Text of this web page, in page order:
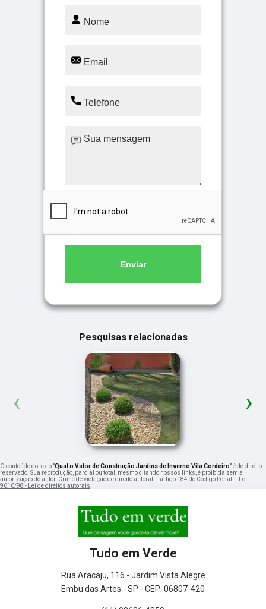
Enviar
Pesquisas relacionadas
‹ ›
O conteúdo do texto "Qual o Valor de Construção Jardins de Inverno Vila Cordeiro" é de direito
reservado. Sua reprodução, parcial ou total, mesmo citando nossos links, é proibida sem a
autorização do autor. Crime de violação de direito autoral – artigo 184 do Código Penal – Lei
9610/98 - Lei de direitos autorais.
Tudo em Verde
Rua Aracaju, 116 - Jardim Vista Alegre
Embu das Artes - SP - CEP: 06807-420